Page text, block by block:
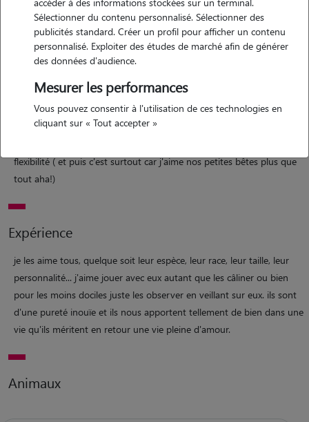
amie de tous les animaux, je suis une grande sensible qui ne
demande qu'à apporter du bonheur où je passe. après un bts j'ai
décidé de chercher une alternance pour entrer en licence
professionnelle de finance mais le secteur étant bouché j'ai décidé au
prothésiste ongulaire à mon compte, mais pour lancer mon projet il
me faut des fonds. je me dois aussi d'être présente pour le jour où je
commencerais à avoir quelques clientes (ça arrivera j'en suis sûre).
flexibilité ( et puis c'est surtout car j'aime nos petites bêtes plus que
tout aha!)
Expérience
je les aime tous, quelque soit leur espèce, leur race, leur taille, leur
personnalité... j'aime jouer avec eux autant que les câliner ou bien
pour les moins dociles juste les observer en veillant sur eux. ils sont
d'une pureté inouïe et ils nous apportent tellement de bien dans une
vie qu'ils méritent en retour une vie pleine d'amour.
Animaux
Sélectionner du contenu personnalisé. Sélectionner des
publicités standard. Créer un profil pour afficher un contenu
personnalisé. Exploiter des études de marché afin de générer
des données d'audience.
Mesurer les performances
Vous pouvez consentir à l'utilisation de ces technologies en
cliquant sur « Tout accepter »